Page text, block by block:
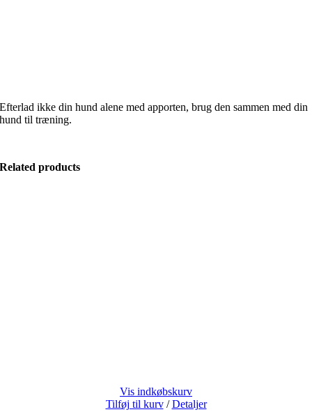
Efterlad ikke din hund alene med apporten, brug den sammen med din
hund til træning.
Related products
Vis indkøbskurv
Tilføj til kurv / Detaljer